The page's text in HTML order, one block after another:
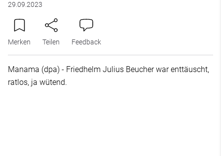
29.09.2023
Merken Teilen Feedback
Manama (dpa) - Friedhelm Julius Beucher war enttäuscht,
ratlos, ja wütend.